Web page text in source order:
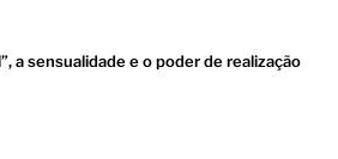
a sensualidade e o poder de realização